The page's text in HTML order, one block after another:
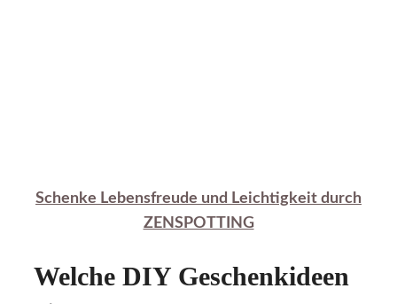
Schenke Lebensfreude und Leichtigkeit durch
ZENSPOTTING
Welche DIY Geschenkideen